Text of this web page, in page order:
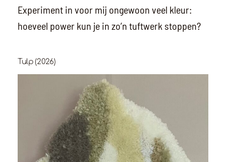
Experiment in voor mij ongewoon veel kleur:
hoeveel power kun je in zo’n tuftwerk stoppen?
Tulp (2026)